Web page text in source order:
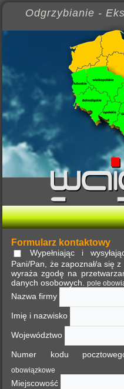
Odgrzybianie -
Formularz kontaktowy
Wypełniając i
Pani/Pan, że zapoznał/a się
wyraża zgodę na
danych osobowych.
pole
Nazwa firmy
Imię i nazwisko
Województwo
Numer kodu
obowiązkowe
Miejscowość